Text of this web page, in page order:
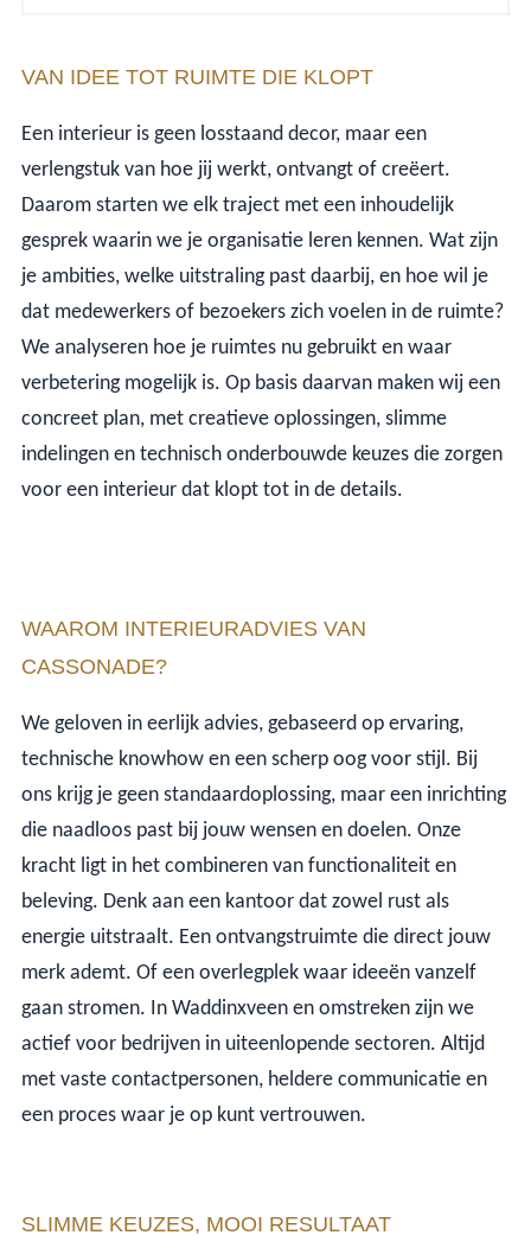
VAN IDEE TOT RUIMTE DIE KLOPT
Een interieur is geen losstaand decor, maar een
verlengstuk van hoe jij werkt, ontvangt of creëert.
Daarom starten we elk traject met een inhoudelijk
gesprek waarin we je organisatie leren kennen. Wat zijn
je ambities, welke uitstraling past daarbij, en hoe wil je
dat medewerkers of bezoekers zich voelen in de ruimte?
We analyseren hoe je ruimtes nu gebruikt en waar
verbetering mogelijk is. Op basis daarvan maken wij een
concreet plan, met creatieve oplossingen, slimme
indelingen en technisch onderbouwde keuzes die zorgen
voor een interieur dat klopt tot in de details.
WAAROM INTERIEURADVIES VAN
CASSONADE?
We geloven in eerlijk advies, gebaseerd op ervaring,
technische knowhow en een scherp oog voor stijl. Bij
ons krijg je geen standaardoplossing, maar een inrichting
die naadloos past bij jouw wensen en doelen. Onze
kracht ligt in het combineren van functionaliteit en
beleving. Denk aan een kantoor dat zowel rust als
energie uitstraalt. Een ontvangstruimte die direct jouw
merk ademt. Of een overlegplek waar ideeën vanzelf
gaan stromen. In Waddinxveen en omstreken zijn we
actief voor bedrijven in uiteenlopende sectoren. Altijd
met vaste contactpersonen, heldere communicatie en
een proces waar je op kunt vertrouwen.
SLIMME KEUZES, MOOI RESULTAAT